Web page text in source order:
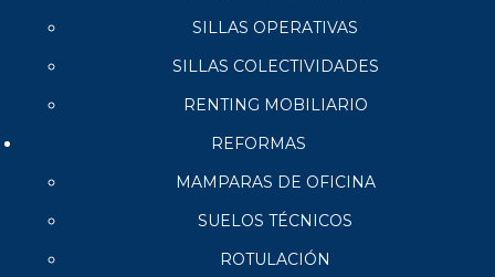
SILLAS OPERATIVAS
SILLAS COLECTIVIDADES
RENTING MOBILIARIO
REFORMAS
MAMPARAS DE OFICINA
SUELOS TÉCNICOS
ROTULACIÓN